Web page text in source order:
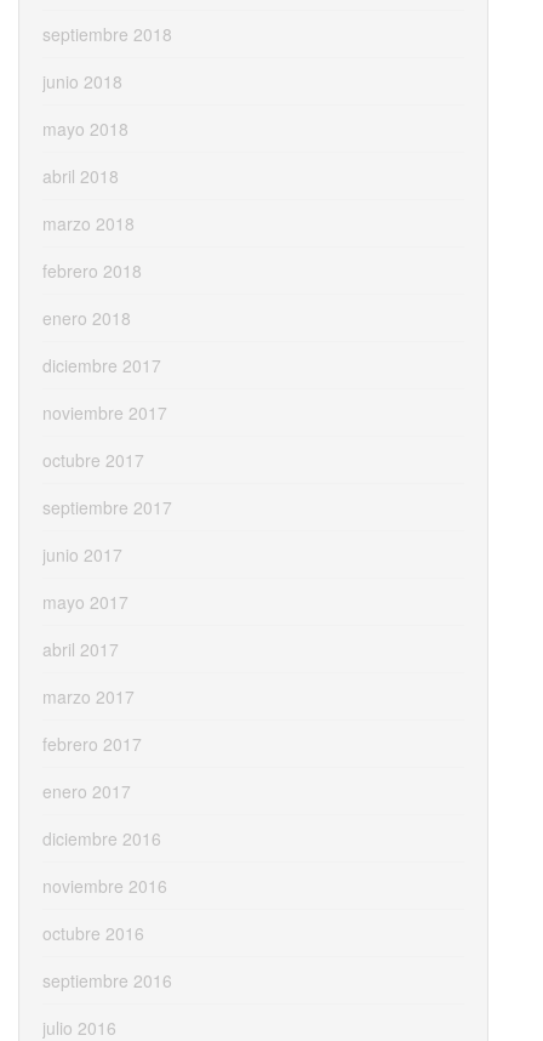
septiembre 2018
junio 2018
mayo 2018
abril 2018
marzo 2018
febrero 2018
enero 2018
diciembre 2017
noviembre 2017
octubre 2017
septiembre 2017
junio 2017
mayo 2017
abril 2017
marzo 2017
febrero 2017
enero 2017
diciembre 2016
noviembre 2016
octubre 2016
septiembre 2016
julio 2016